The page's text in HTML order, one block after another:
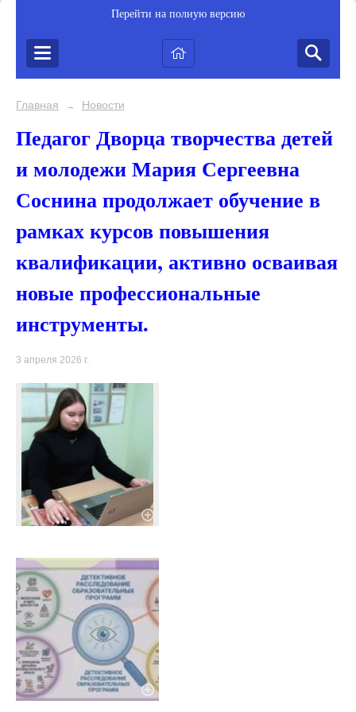
Перейти на полную версию
Главная → Новости
Педагог Дворца творчества детей
и молодежи Мария Сергеевна
Соснина продолжает обучение в
рамках курсов повышения
квалификации, активно осваивая
новые профессиональные
инструменты.
3 апреля 2026 г.